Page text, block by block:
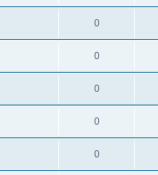
0
0
0
0
0